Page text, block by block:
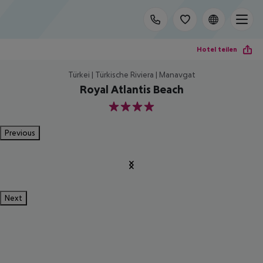
Hotel teilen
Türkei | Türkische Riviera | Manavgat
Royal Atlantis Beach
4
Previous
Next